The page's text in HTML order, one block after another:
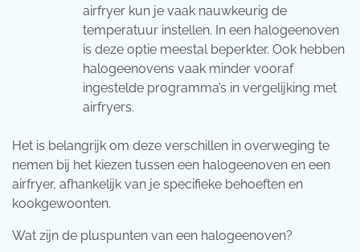
airfryer kun je vaak nauwkeurig de
temperatuur instellen. In een halogeenoven
is deze optie meestal beperkter. Ook hebben
halogeenovens vaak minder vooraf
ingestelde programma’s in vergelijking met
airfryers.
Het is belangrijk om deze verschillen in overweging te
nemen bij het kiezen tussen een halogeenoven en een
airfryer, afhankelijk van je specifieke behoeften en
kookgewoonten.
Wat zijn de pluspunten van een halogeenoven?